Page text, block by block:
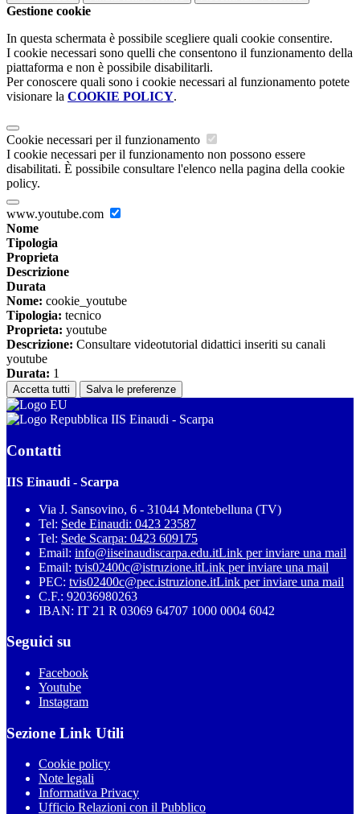
Gestione cookie
In questa schermata è possibile scegliere quali cookie consentire.
I cookie necessari sono quelli che consentono il funzionamento della
piattaforma e non è possibile disabilitarli.
Per conoscere quali sono i cookie necessari al funzionamento potete
visionare la COOKIE POLICY.
Cookie necessari per il funzionamento
I cookie necessari per il funzionamento non possono essere
disabilitati. È possibile consultare l'elenco nella pagina della cookie
policy.
www.youtube.com
Nome
Tipologia
Proprieta
Descrizione
Durata
Nome: cookie_youtube
Tipologia: tecnico
Proprieta: youtube
Descrizione: Consultare videotutorial didattici inseriti su canali
youtube
Durata: 1
Accetta tutti Salva le preferenze
IIS Einaudi - Scarpa
Contatti
IIS Einaudi - Scarpa
Via J. Sansovino, 6 - 31044 Montebelluna (TV)
Tel: Sede Einaudi: 0423 23587
Tel: Sede Scarpa: 0423 609175
Email: info@iiseinaudiscarpa.edu.itLink per inviare una mail
Email: tvis02400c@istruzione.itLink per inviare una mail
PEC: tvis02400c@pec.istruzione.itLink per inviare una mail
C.F.: 92036980263
IBAN: IT 21 R 03069 64707 1000 0004 6042
Seguici su
Facebook
Youtube
Instagram
Sezione Link Utili
Cookie policy
Note legali
Informativa Privacy
Ufficio Relazioni con il Pubblico